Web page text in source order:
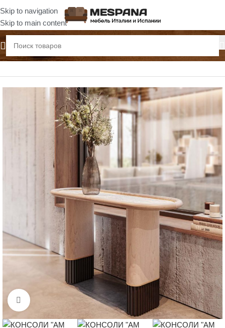
Skip to navigation
Skip to main content
Главная Консоли
Нажмите, чтобы увеличить